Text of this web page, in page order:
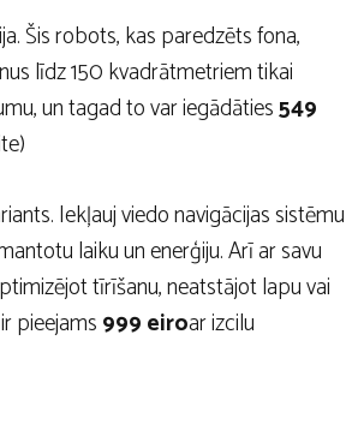
Šis robots, kas paredzēts fona,
līdz 150 kvadrātmetriem tikai
un tagad to var iegādāties549
Iekļauj viedo navigācijas sistēmu
laiku un enerģiju. Arī ar savu
tīrīšanu, neatstājot lapu vai
pieejams999 eiroar izcilu